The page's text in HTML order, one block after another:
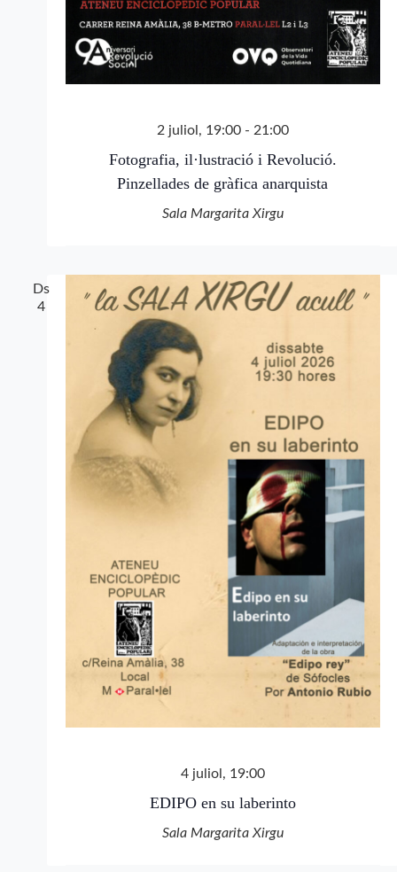
2 juliol, 19:00- 21:00
Fotografia, il·lustració i Revolució.
Pinzellades de gràfica anarquista
Sala Margarita Xirgu
Ds
4
4 juliol, 19:00
EDIPO en su laberinto
Sala Margarita Xirgu